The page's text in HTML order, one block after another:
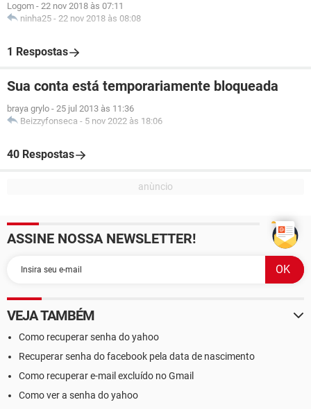
Logom - 22 nov 2018 às 07:11
ninha25 - 22 nov 2018 às 08:08
1 Respostas
Sua conta está temporariamente bloqueada
braya grylo - 25 jul 2013 às 11:36
Beizzyfonseca - 5 nov 2022 às 18:06
40 Respostas
ASSINE NOSSA NEWSLETTER!
VEJA TAMBÉM
Como recuperar senha do yahoo
Recuperar senha do facebook pela data de nascimento
Como recuperar e-mail excluído no Gmail
Como ver a senha do yahoo